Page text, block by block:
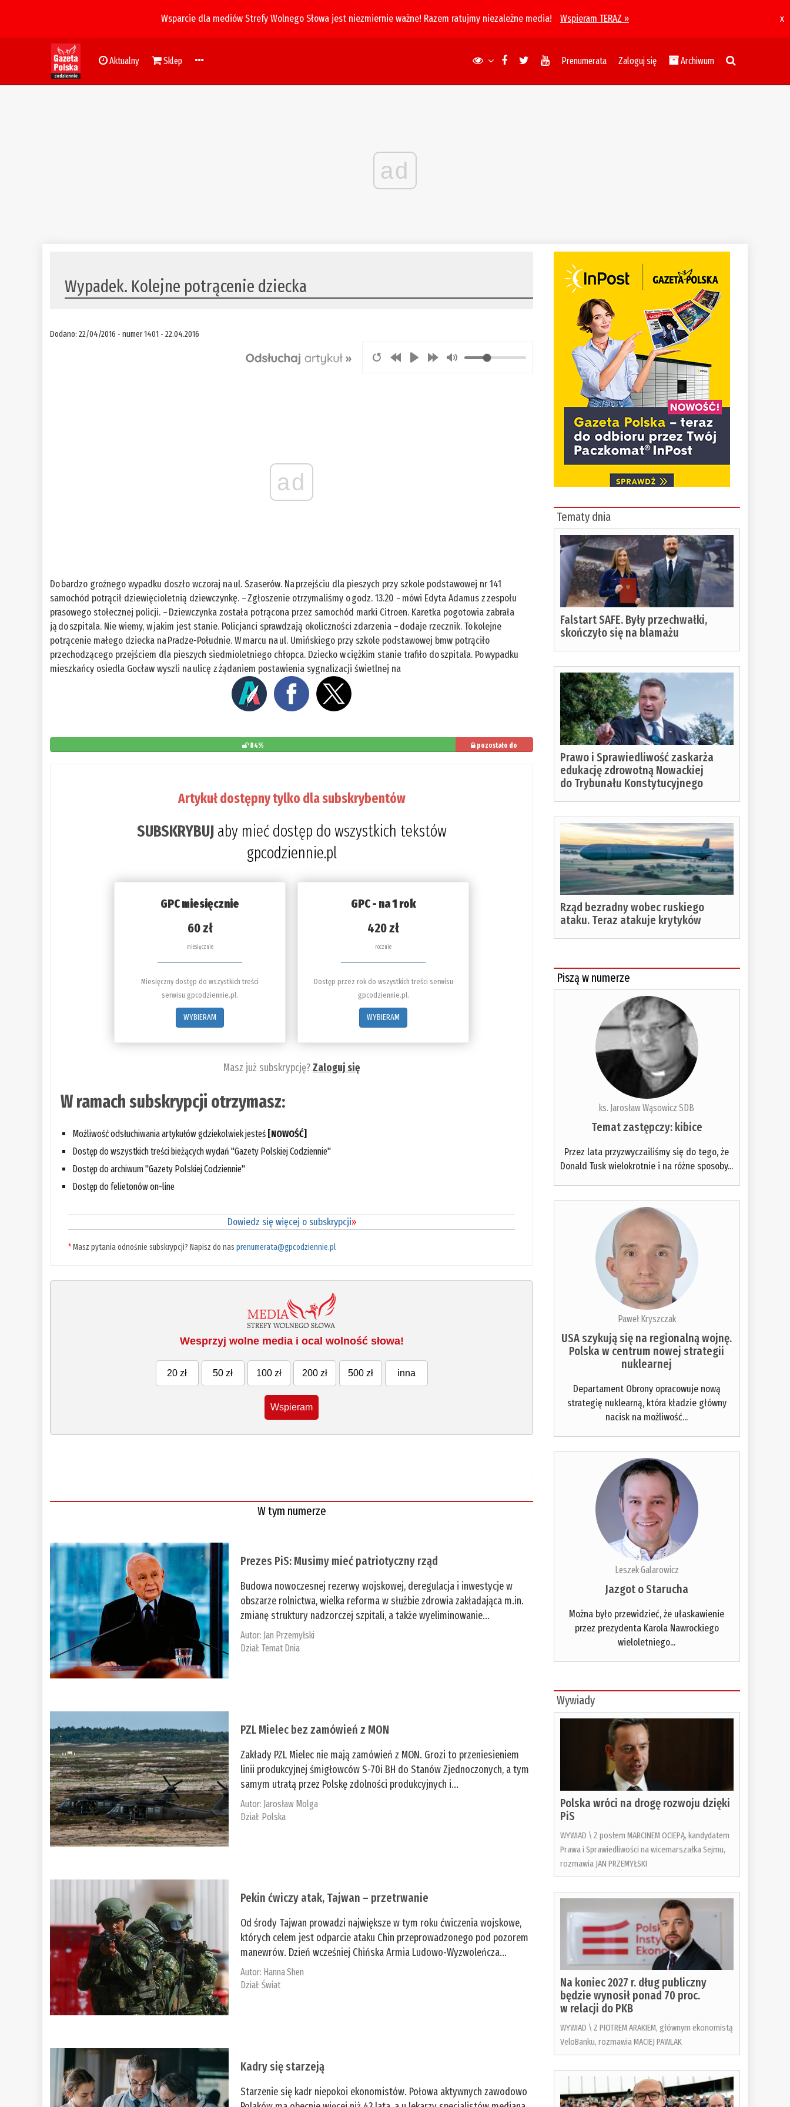
Wsparcie dla mediów Strefy Wolnego Słowa jest niezmiernie ważne! Razem ratujmy niezależne media! Wspieram TERAZ » x
Aktualny Sklep Prenumerata Zaloguj się Archiwum
ad
Wypadek. Kolejne potrącenie dziecka
Dodano: 22/04/2016 - numer 1401 - 22.04.2016
ad
Do bardzo groźnego wypadku doszło wczoraj na ul. Szaserów. Na przejściu dla pieszych przy szkole podstawowej nr 141
samochód potrącił dziewięcioletnią dziewczynkę. – Zgłoszenie otrzymaliśmy o godz. 13.20 – mówi Edyta Adamus z zespołu
prasowego stołecznej policji. – Dziewczynka została potrącona przez samochód marki Citroen. Karetka pogotowia zabrała
ją do szpitala. Nie wiemy, w jakim jest stanie. Policjanci sprawdzają okoliczności zdarzenia – dodaje rzecznik. To kolejne
potrącenie małego dziecka na Pradze-Południe. W marcu na ul. Umińskiego przy szkole podstawowej bmw potrąciło
przechodzącego przejściem dla pieszych siedmioletniego chłopca. Dziecko w ciężkim stanie trafiło do szpitala. Po wypadku
mieszkańcy osiedla Gocław wyszli na ulicę z żądaniem postawienia sygnalizacji świetlnej na
84%
pozostało do
Artykuł dostępny tylko dla subskrybentów
SUBSKRYBUJaby mieć dostęp do wszystkich tekstów
gpcodziennie.pl
GPC miesięcznie
60 zł
miesięcznie
Miesięczny dostęp do wszystkich treści
serwisu gpcodziennie.pl.
WYBIERAM
GPC - na 1 rok
420 zł
rocznie
Dostęp przez rok do wszystkich treści serwisu
gpcodziennie.pl.
WYBIERAM
Masz już subskrypcję?Zaloguj się
W ramach subskrypcji otrzymasz:
Możliwość odsłuchiwania artykułów gdziekolwiek jesteś [NOWOŚĆ]
Dostęp do wszystkich treści bieżących wydań "Gazety Polskiej Codziennie"
Dostęp do archiwum "Gazety Polskiej Codziennie"
Dostęp do felietonów on-line
Dowiedz się więcej o subskrypcji»
*Masz pytania odnośnie subskrypcji? Napisz do nasprenumerata@gpcodziennie.pl
Wesprzyj wolne media i ocal wolność słowa!
20 zł 50 zł 100 zł 200 zł 500 zł inna
Wspieram
W tym numerze
Prezes PiS: Musimy mieć patriotyczny rząd
Budowa nowoczesnej rezerwy wojskowej, deregulacja i inwestycje w
obszarze rolnictwa, wielka reforma w służbie zdrowia zakładająca m.in.
zmianę struktury nadzorczej szpitali, a także wyeliminowanie...
Autor: Jan Przemyłski
Dział:Temat Dnia
PZL Mielec bez zamówień z MON
Zakłady PZL Mielec nie mają zamówień z MON. Grozi to przeniesieniem
linii produkcyjnej śmigłowców S-70i BH do Stanów Zjednoczonych, a tym
samym utratą przez Polskę zdolności produkcyjnych i...
Autor: Jarosław Molga
Dział: Polska
Pekin ćwiczy atak, Tajwan – przetrwanie
Od środy Tajwan prowadzi największe w tym roku ćwiczenia wojskowe,
których celem jest odparcie ataku Chin przeprowadzonego pod pozorem
manewrów. Dzień wcześniej Chińska Armia Ludowo-Wyzwoleńcza...
Autor: ­Hanna Shen
Dział:Świat
Kadry się starzeją
Starzenie się kadr niepokoi ekonomistów. Połowa aktywnych zawodowo
Tematy dnia
Falstart SAFE. Były przechwałki,
skończyło się na blamażu
Prawo i Sprawiedliwość zaskarża
edukację zdrowotną Nowackiej
do Trybunału Konstytucyjnego
Rząd bezradny wobec ruskiego
ataku. Teraz atakuje krytyków
Piszą w numerze
ks. Jarosław Wąsowicz SDB
Temat zastępczy: kibice
Przez lata przyzwyczailiśmy się do tego, że
Donald Tusk wielokrotnie i na różne sposoby...
Paweł Kryszczak
USA szykują się na regionalną wojnę.
Polska w centrum nowej strategii
nuklearnej
Departament Obrony opracowuje nową
strategię nuklearną, która kładzie główny
nacisk na możliwość...
Leszek Galarowicz
Jazgot o Starucha
Można było przewidzieć, że ułaskawienie
przez prezydenta Karola Nawrockiego
wieloletniego...
Wywiady
Polska wróci na drogę rozwoju dzięki
PiS
WYWIAD \ Z posłem MARCINEM OCIEPĄ, kandydatem
Prawa i Sprawiedliwości na wicemarszałka Sejmu,
rozmawia JAN PRZEMYŁSKI
Na koniec 2027 r. dług publiczny
będzie wynosił ponad 70 proc.
w relacji do PKB
WYWIAD \ Z PIOTREM ARAKIEM, głównym ekonomistą
VeloBanku, rozmawia MACIEJ PAWLAK